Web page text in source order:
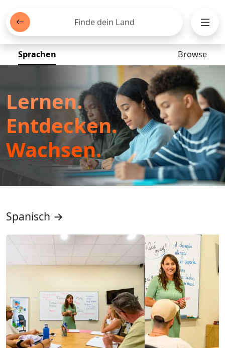
Finde dein Land
Sprachen Browse
Lernen.
Entdecken.
Wachsen.
Spanisch →